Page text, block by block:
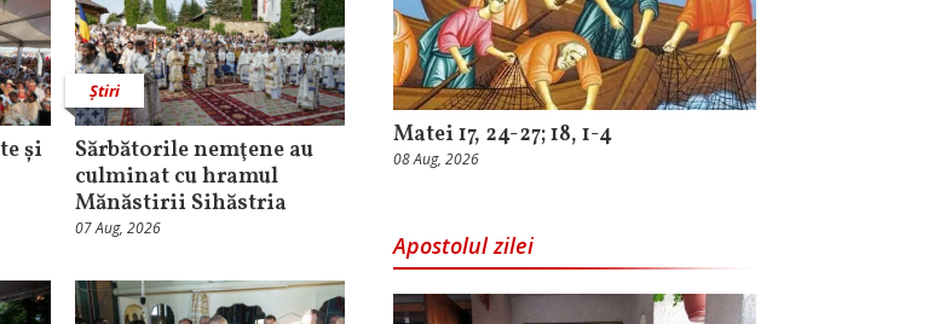
și
Știri
Sărbătorile nemţene au
culminat cu hramul
Mănăstirii Sihăstria
07 Aug, 2026
Matei 17, 24-27; 18, 1-4
08 Aug, 2026
Apostolul zilei